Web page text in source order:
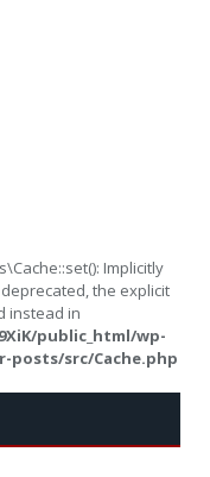
Implicitly
the explicit
instead in
public_html/wp-
src/Cache.php